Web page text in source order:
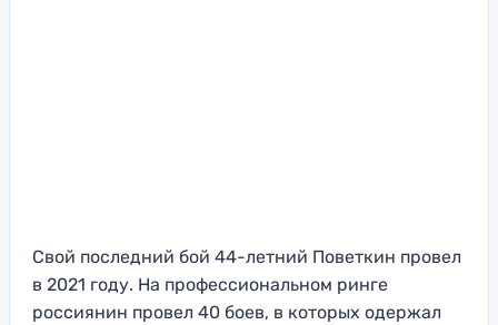
Свой последний бой 44-летний Поветкин провел
в 2021 году. На профессиональном ринге
россиянин провел 40 боев, в которых одержал